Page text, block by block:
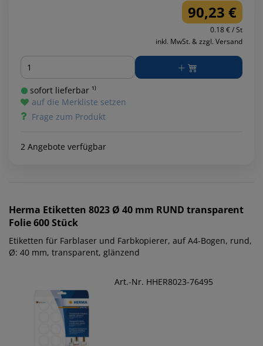
90,23 €
0.18 € / St
inkl. MwSt. & zzgl. Versand
Menge
sofort lieferbar ¹⁾
auf die Merkliste setzen
Frage zum Produkt
2 Angebote verfügbar
Herma Etiketten 8023 Ø 40 mm RUND transparent
Folie 600 Stück
Etiketten für Farblaser und Farbkopierer, auf A4-Bogen, rund,
Ø: 40 mm, transparent, glänzend
Art.-Nr. HHER8023-76495